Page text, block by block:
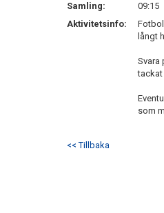
Samling:
09:15
Aktivitetsinfo:
långt
Svara
tackat
som
<< Tillbaka